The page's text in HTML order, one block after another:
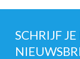
SCHRIJF